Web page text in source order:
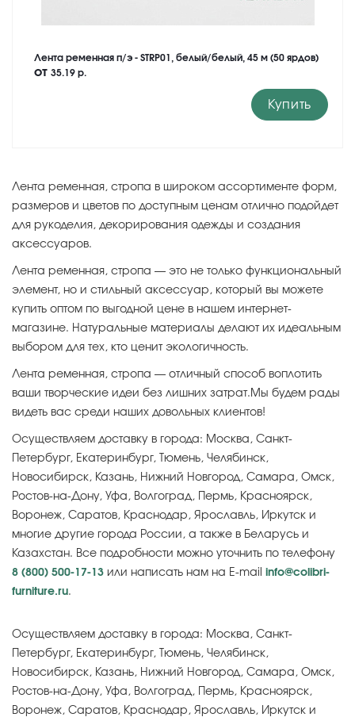
Лента ременная п/э - STRP01, белый/белый, 45 м (50 ярдов)
от 35.19 р.
Купить
Лента ременная, стропа в широком ассортименте форм,
размеров и цветов по доступным ценам отлично подойдет
для рукоделия, декорирования одежды и создания
аксессуаров.
Лента ременная, стропа — это не только функциональный
элемент, но и стильный аксессуар, который вы можете
купить оптом по выгодной цене в нашем интернет-
магазине. Натуральные материалы делают их идеальным
выбором для тех, кто ценит экологичность.
Лента ременная, стропа — отличный способ воплотить
ваши творческие идеи без лишних затрат.Мы будем рады
видеть вас среди наших довольных клиентов!
Осуществляем доставку в города: Москва, Санкт-
Петербург, Екатеринбург, Тюмень, Челябинск,
Новосибирск, Казань, Нижний Новгород, Самара, Омск,
Ростов-на-Дону, Уфа, Волгоград, Пермь, Красноярск,
Воронеж, Саратов, Краснодар, Ярославль, Иркутск и
многие другие города России, а также в Беларусь и
Казахстан. Все подробности можно уточнить по телефону
8 (800) 500-17-13 или написать нам на E-mail info@colibri-
furniture.ru.
Осуществляем доставку в города: Москва, Санкт-
Петербург, Екатеринбург, Тюмень, Челябинск,
Новосибирск, Казань, Нижний Новгород, Самара, Омск,
Ростов-на-Дону, Уфа, Волгоград, Пермь, Красноярск,
Воронеж, Саратов, Краснодар, Ярославль, Иркутск и